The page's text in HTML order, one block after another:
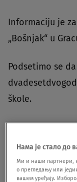
Informaciju je
„Bošnjak“ u
Podsetimo se
škole.
On je jutros
sačmaricom i
kraju je izvršio
gde su ga
Нама је стало до
Ми и наши партнери,
о прегледању или
вашем уређају.